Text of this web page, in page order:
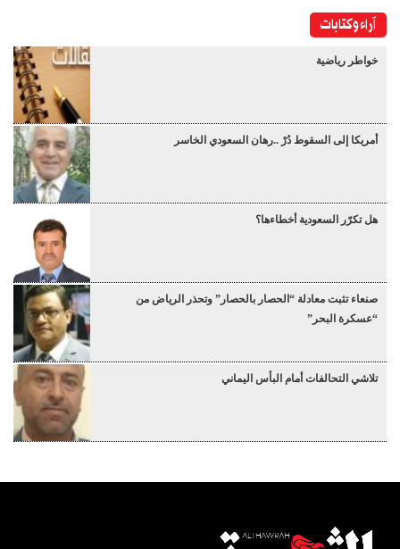
آراء وكتابات
خواطر رياضية
أمريكا إلى السقوط دُرْ ..رهان السعودي الخاسر
هل تكرّر السعودية أخطاءها؟
صنعاء تثبت معادلة “الحصار بالحصار” وتحذر الرياض من
“عسكرة البحر”
تلاشي التحالفات أمام البأس اليماني